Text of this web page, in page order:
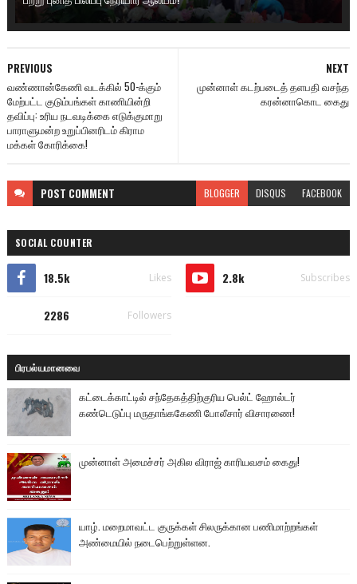
NEXT
முன்னாள் கடற்படைத் தளபதி வசந்த
கரன்னாகொட கைது
PREVIOUS
வண்ணான்கேணி வடக்கில் 50-க்கும்
மேற்பட்ட குடும்பங்கள் காணியின்றி
தவிப்பு: உரிய நடவடிக்கை எடுக்குமாறு
பாராளுமன்ற உறுப்பினரிடம் கிராம
மக்கள் கோரிக்கை!
POST COMMENT BLOGGER DISQUS FACEBOOK
SOCIAL COUNTER
18.5k Likes 2.8k Subscribes
2286 Followers
பிரபல்யமானவை
கட்டைக்காட்டில் சந்தேகத்திற்குரிய பெல்ட் ஹோல்டர்
கண்டெடுப்பு மருதாங்ககேணி போலீசார் விசாரணை!
முன்னாள் அமைச்சர் அகில விராஜ் காரியவசம் கைது!
யாழ். மறைமாவட்ட குருக்கள் சிலருக்கான பணிமாற்றங்கள்
அண்மையில் நடைபெற்றுள்ளன.